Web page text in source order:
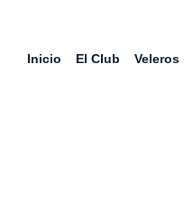
Inicio El Club Veleros